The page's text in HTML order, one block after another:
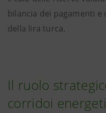
bilancia dei pagamenti
della lira turca.
Il ruolo
corridoi